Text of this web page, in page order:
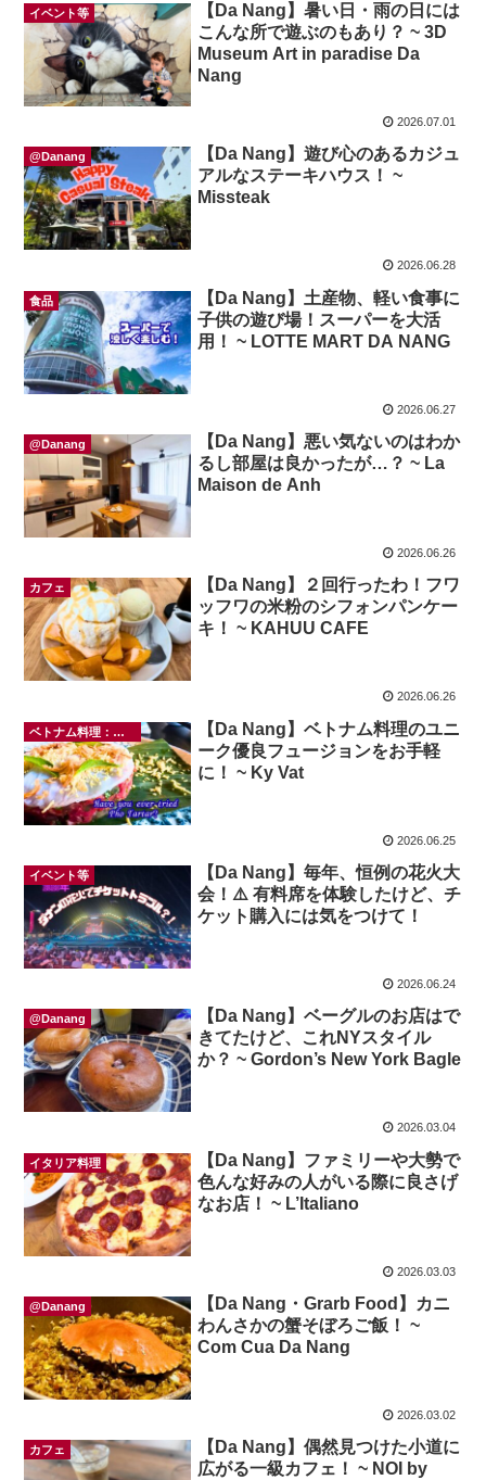
イベント等
【Da Nang】暑い日・雨の日には
こんな所で遊ぶのもあり？ ~ 3D
Museum Art in paradise Da
Nang
2026.07.01
@Danang
【Da Nang】遊び心のあるカジュ
アルなステーキハウス！ ~
Missteak
2026.06.28
食品
【Da Nang】土産物、軽い食事に
子供の遊び場！スーパーを大活
用！ ~ LOTTE MART DA NANG
2026.06.27
@Danang
【Da Nang】悪い気ないのはわか
るし部屋は良かったが…？ ~ La
Maison de Anh
2026.06.26
カフェ
【Da Nang】２回行ったわ！フワ
ッフワの米粉のシフォンパンケー
キ！ ~ KAHUU CAFE
2026.06.26
ベトナム料理：おもてなしに
【Da Nang】ベトナム料理のユニ
ーク優良フュージョンをお手軽
に！ ~ Ky Vat
2026.06.25
イベント等
【Da Nang】毎年、恒例の花火大
会！⚠️ 有料席を体験したけど、チ
ケット購入には気をつけて！
2026.06.24
@Danang
【Da Nang】ベーグルのお店はで
きてたけど、これNYスタイル
か？ ~ Gordon’s New York Bagle
2026.03.04
イタリア料理
【Da Nang】ファミリーや大勢で
色んな好みの人がいる際に良さげ
なお店！ ~ L’Italiano
2026.03.03
@Danang
【Da Nang・Grarb Food】カニ
わんさかの蟹そぼろご飯！ ~
Com Cua Da Nang
2026.03.02
カフェ
【Da Nang】偶然見つけた小道に
広がる一級カフェ！ ~ NOI by